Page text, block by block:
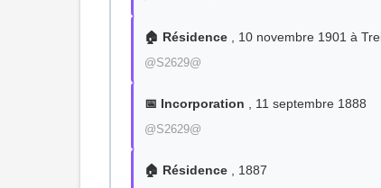
🏠 Résidence , 10 novembre 1901 à
@S2629@
📅 Incorporation , 11 septembre 1888
@S2629@
🏠 Résidence , 1887